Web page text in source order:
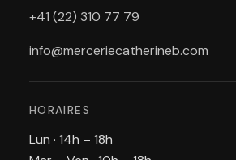
+41 (22) 310 77 79
info@merceriecatherineb.com
HORAIRES
Lun · 14h – 18h